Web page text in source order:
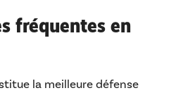
fréquentes en
la meilleure défense